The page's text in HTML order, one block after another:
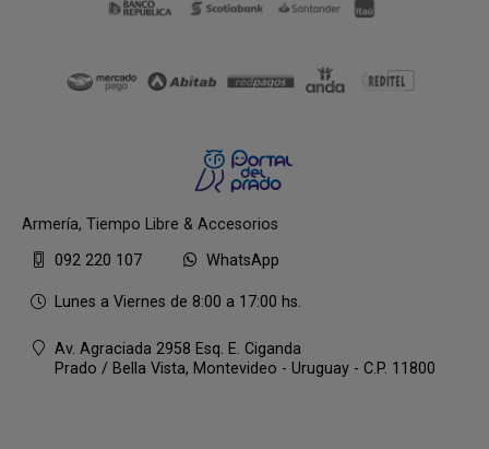
Armería, Tiempo Libre & Accesorios
092 220 107
WhatsApp
Lunes a Viernes de 8:00 a 17:00 hs.
Av. Agraciada 2958 Esq. E. Ciganda
Prado / Bella Vista, Montevideo - Uruguay - C.P. 11800